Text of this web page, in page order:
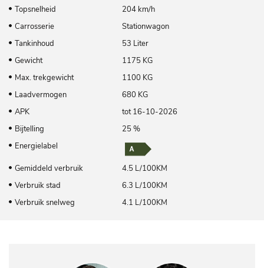
Topsnelheid
204 km/h
Carrosserie
Stationwagon
Tankinhoud
53 Liter
Gewicht
1175 KG
Max. trekgewicht
1100 KG
Laadvermogen
680 KG
APK
tot 16-10-2026
Bijtelling
25 %
Energielabel
Gemiddeld verbruik
4.5 L/100KM
Verbruik stad
6.3 L/100KM
Verbruik snelweg
4.1 L/100KM